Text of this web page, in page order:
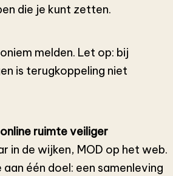
die je kunt zetten.
melden. Let op: bij
is terugkoppeling niet
ruimte veiliger
in de wijken, MOD op het web.
één doel: een samenleving